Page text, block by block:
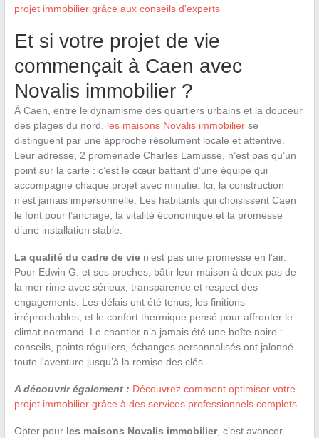
projet immobilier grâce aux conseils d'experts
Et si votre projet de vie
commençait à Caen avec
Novalis immobilier ?
À Caen, entre le dynamisme des quartiers urbains et la douceur
des plages du nord, les maisons Novalis immobilierse
distinguent par une approche résolument locale et attentive.
Leur adresse, 2 promenade Charles Lamusse, n’est pas qu’un
point sur la carte : c’est le cœur battant d’une équipe qui
accompagne chaque projet avec minutie. Ici, la construction
n’est jamais impersonnelle. Les habitants qui choisissent Caen
le font pour l’ancrage, la vitalité économique et la promesse
d’une installation stable.
La qualité du cadre de vien’est pas une promesse en l’air.
Pour Edwin G. et ses proches, bâtir leur maison à deux pas de
la mer rime avec sérieux, transparence et respect des
engagements. Les délais ont été tenus, les finitions
irréprochables, et le confort thermique pensé pour affronter le
climat normand. Le chantier n’a jamais été une boîte noire :
conseils, points réguliers, échanges personnalisés ont jalonné
toute l’aventure jusqu’à la remise des clés.
A découvrir également : Découvrez comment optimiser votre
projet immobilier grâce à des services professionnels complets
Opter pour les maisons Novalis immobilier, c’est avancer